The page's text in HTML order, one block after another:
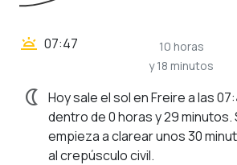
wb_twilight 07:47
10 horas
y 18 minutos
nightlight Hoy sale el sol en Freire a las
dentro de 0 horas y 29 minutos.
empieza a clarear unos 30
al crepúsculo civil.